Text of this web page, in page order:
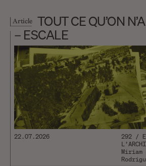
Article TOUT CE QU’ON
– ESCALE
22.07.2026
292 /
Miriam